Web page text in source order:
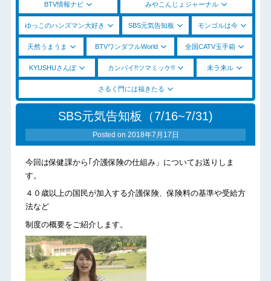
BTV情報ナビ みやこんじょジャーナル
ゆっこのハンズマン大好き SBS元気告知板 モンゴルは今
天然うまうま BTVワンダフルWorld 全国CATV玉手箱
KYUSHUさんぽ カンパイ!!ツマミッケ!! 未ラ来ル
さるく門には福きたる
SBS元気告知板（7/16~7/31)
Posted on 2018年7月17日
今回は保健課から｢介護保険の仕組み」についてお送りしま
す。
４０歳以上の国民が加入する介護保険、保険料の基準や受給方
法など
制度の概要をご紹介します。